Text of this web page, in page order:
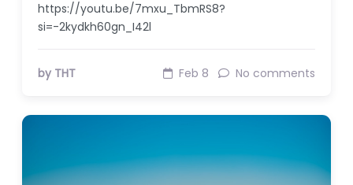
https://youtu.be/7mxu_TbmRS8?
si=-2kydkh60gn_I42l
by THT Feb 8 No comments